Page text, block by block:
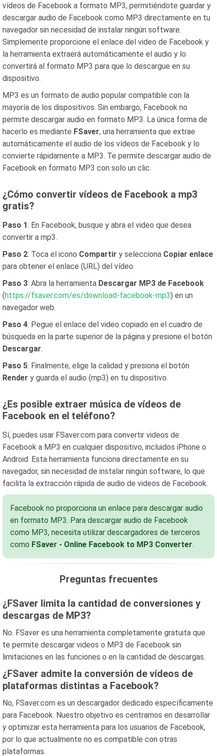
vídeos de Facebook a formato MP3, permitiéndote guardar y
descargar audio de Facebook como MP3 directamente en tu
navegador sin necesidad de instalar ningún software.
Simplemente proporcione el enlace del video de Facebook y
la herramienta extraerá automáticamente el audio y lo
convertirá al formato MP3 para que lo descargue en su
dispositivo.
MP3 es un formato de audio popular compatible con la
mayoría de los dispositivos. Sin embargo, Facebook no
permite descargar audio en formato MP3. La única forma de
hacerlo es mediante FSaver, una herramienta que extrae
automáticamente el audio de los vídeos de Facebook y lo
convierte rápidamente a MP3. Te permite descargar audio de
Facebook en formato MP3 con solo un clic.
¿Cómo convertir vídeos de Facebook a mp3
gratis?
Paso 1: En Facebook, busque y abra el video que desea
convertir a mp3.
Paso 2: Toca el icono Compartir y selecciona Copiar enlace
para obtener el enlace (URL) del vídeo.
Paso 3: Abra la herramienta Descargar MP3 de Facebook
(https://fsaver.com/es/download-facebook-mp3) en un
navegador web.
Paso 4: Pegue el enlace del video copiado en el cuadro de
búsqueda en la parte superior de la página y presione el botón
Descargar.
Paso 5: Finalmente, elige la calidad y presiona el botón
Render y guarda el audio (mp3) en tu dispositivo.
¿Es posible extraer música de vídeos de
Facebook en el teléfono?
Sí, puedes usar FSaver.com para convertir videos de
Facebook a MP3 en cualquier dispositivo, incluidos iPhone o
Android. Esta herramienta funciona directamente en su
navegador, sin necesidad de instalar ningún software, lo que
facilita la extracción rápida de audio de videos de Facebook.
Facebook no proporciona un enlace para descargar audio
en formato MP3. Para descargar audio de Facebook
como MP3, necesita utilizar descargadores de terceros
como FSaver - Online Facebook to MP3 Converter.
Preguntas frecuentes
¿FSaver limita la cantidad de conversiones y
descargas de MP3?
No. FSaver es una herramienta completamente gratuita que
te permite descargar videos o MP3 de Facebook sin
limitaciones en las funciones o en la cantidad de descargas.
¿FSaver admite la conversión de vídeos de
plataformas distintas a Facebook?
No, FSaver.com es un descargador dedicado específicamente
para Facebook. Nuestro objetivo es centrarnos en desarrollar
y optimizar esta herramienta para los usuarios de Facebook,
por lo que actualmente no es compatible con otras
plataformas.